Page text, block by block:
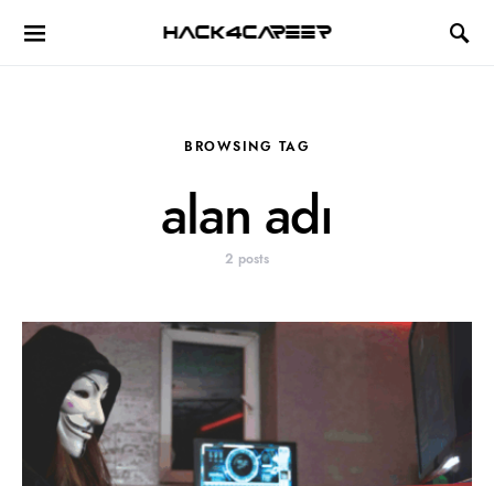
Hack4Career
BROWSING TAG
alan adı
2 posts